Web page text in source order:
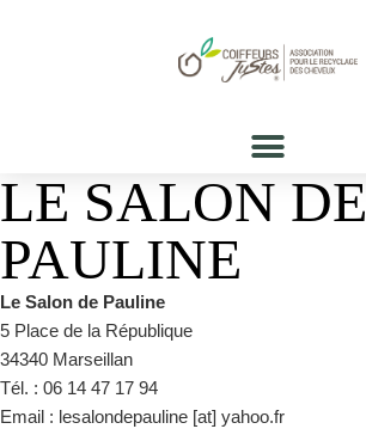
LE SALON DE
PAULINE
Le Salon de Pauline
5 Place de la République
34340 Marseillan
Tél. : 06 14 47 17 94
Email : lesalondepauline [at] yahoo.fr